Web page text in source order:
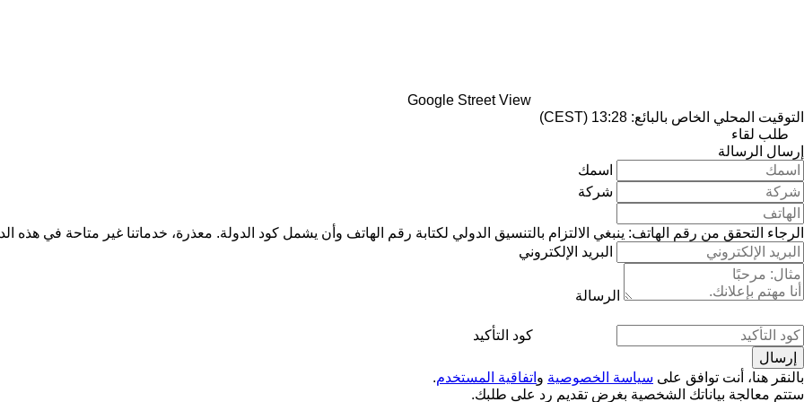
Google Street View
التوقيت المحلي الخاص بالبائع: 13:28 (CEST)
طلب لقاء
إرسال الرسالة
اسمك
شركة
الرجاء التحقق من رقم الهاتف: ينبغي الالتزام بالتنسيق الدولي لكتابة رقم الهاتف وأن يشمل كود الدولة. معذرة، خدماتنا غير متاحة في هذه
البريد الإلكتروني
الرسالة
كود التأكيد
بالنقر هنا، أنت توافق على سياسة الخصوصية و اتفاقية المستخدم.
ستتم معالجة بياناتك الشخصية بغرض تقديم رد على طلبك.